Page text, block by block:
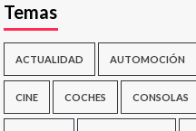
Temas
ACTUALIDAD AUTOMOCIÓN
CINE COCHES CONSOLAS